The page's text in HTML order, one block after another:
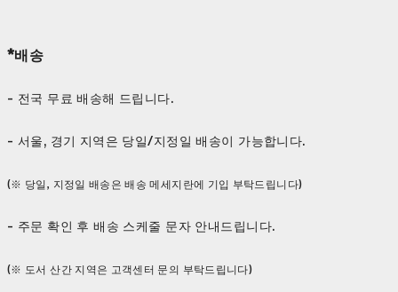
*배송
- 전국 무료 배송해 드립니다.
- 서울, 경기 지역은 당일/지정일 배송이 가능합니다.
(※ 당일, 지정일 배송은 배송 메세지란에 기입 부탁드립니다)
- 주문 확인 후 배송 스케줄 문자 안내드립니다.
(※ 도서 산간 지역은 고객센터 문의 부탁드립니다)